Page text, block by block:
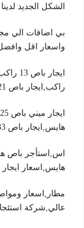
الشكل الجديد
بي اضافات الي
واسعار اقل
راكب,ايجار باص 21 راكب,ايجار باص 30 راكب
هايس,ايجار باص 33 لرحلات الاقصر,استئجار هاي
اس,استأجر باص
هايس,اسعار ايجار
مطار,اسعار
عالي,شركة